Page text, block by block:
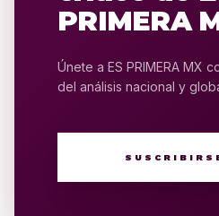
PRIMERA
Únete a ES PRIMERA MX
del análisis nacional y